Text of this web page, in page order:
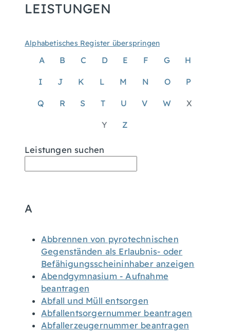
LEISTUNGEN
Alphabetisches Register überspringen
A B C D E F G H
I J K L M N O P
Q R S T U V W X
Y Z
Leistungen suchen
A
Abbrennen von pyrotechnischen
Gegenständen als Erlaubnis- oder
Befähigungsscheininhaber anzeigen
Abendgymnasium - Aufnahme
beantragen
Abfall und Müll entsorgen
Abfallentsorgernummer beantragen
Abfallerzeugernummer beantragen